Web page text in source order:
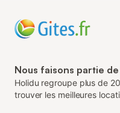
Nous faisons partie
Holidu regroupe plus de
trouver les meilleures